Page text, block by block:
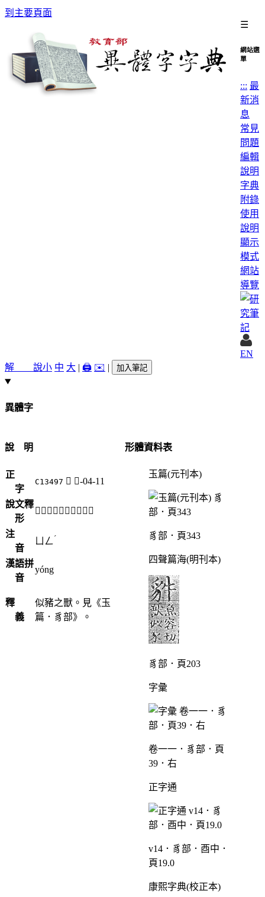
到主要頁面
☰
網站選
單
::: 最
新消
息
常見
問題
編輯
說明
字典
附錄
使用
說明
顯示
模式
網站
導覽
EN
解 說小 中 大 | 🖨️ ✉️ | 加入筆記
異體字
說 明
正
字
C13497 𧲤 豸-04-11
說文釋
形
「𧲤」《說文》不錄。
注
音
ㄩㄥ ˊ
漢語拼
音
yóng
釋
義
似豬之獸。見《玉
篇．豸部》。
形體資料表
玉篇(元刊本)
豸部．頁343
四聲篇海(明刊本)
豸部．頁203
字彙
卷一一．豸部．頁
39．右
正字通
v14．豸部．酉中．
頁19.0
康熙字典(校正本)